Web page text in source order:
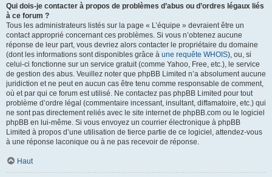
Qui dois-je contacter à propos de problèmes d’abus ou d’ordres légaux liés
à ce forum ?
Tous les administrateurs listés sur la page « L’équipe » devraient être un
contact approprié concernant ces problèmes. Si vous n’obtenez aucune
réponse de leur part, vous devriez alors contacter le propriétaire du domaine
(dont les informations sont disponibles grâce à une requête WHOIS), ou, si
celui-ci fonctionne sur un service gratuit (comme Yahoo, Free, etc.), le service
de gestion des abus. Veuillez noter que phpBB Limited n’a absolument aucune
juridiction et ne peut en aucun cas être tenu comme responsable de comment,
où et par qui ce forum est utilisé. Ne contactez pas phpBB Limited pour tout
problème d’ordre légal (commentaire incessant, insultant, diffamatoire, etc.) qui
ne sont pas directement reliés avec le site internet de phpBB.com ou le logiciel
phpBB en lui-même. Si vous envoyez un courrier électronique à phpBB
Limited à propos d’une utilisation de tierce partie de ce logiciel, attendez-vous
à une réponse laconique ou à ne pas recevoir de réponse.
Haut